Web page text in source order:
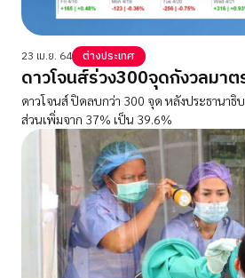
23 เม.ย. 64 ต่างประเทศ
ดาวโจนส์ร่วง300จุดกังวลมา
ดาวโจนส์ ปิดลบกว่า 300 จุด หลังประธานา
ส่วนเพิ่มจาก 37% เป็น 39.6%